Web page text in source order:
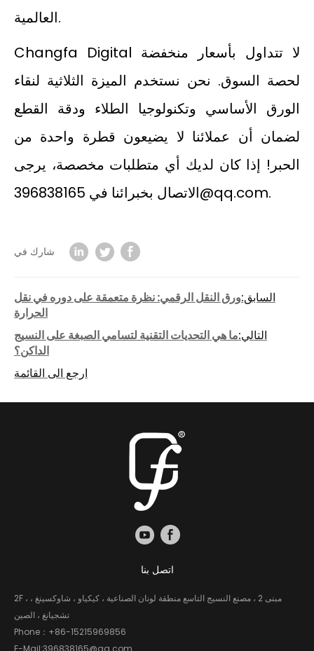
العالمية.
Changfa Digital لا تتداول بأسعار منخفضة
لحصة السوق. نحن نستخدم الميزة الثلاثية لنقاء
الورق الأساسي وتكنولوجيا الطلاء ودقة القطع
لضمان أن عملائنا لا يضيعون قطرة واحدة من
الحبر! إذا كان لديك أي متطلبات مخصصة، يرجى
الاتصال بخبرائنا في 396838165@qq.com.
شارك في
السابق:ورق النقل الرقمي: نظرة متعمقة على دوره في نقل
الحرارة
التالي:ما هي التحديات التقنية لتسامي الصبغة على النسيج
الداكن؟
ارجع الى القائمة
اتصل بنا
2F ، مبنى 2 ، مصنع النسيج التاسع منطقة لونان الصناعية ، كيكياو ، شاوكسينغ ،
تشجيانغ ، الصين
Phone： +86-15215969856
E-Mail:396838165@qq.com